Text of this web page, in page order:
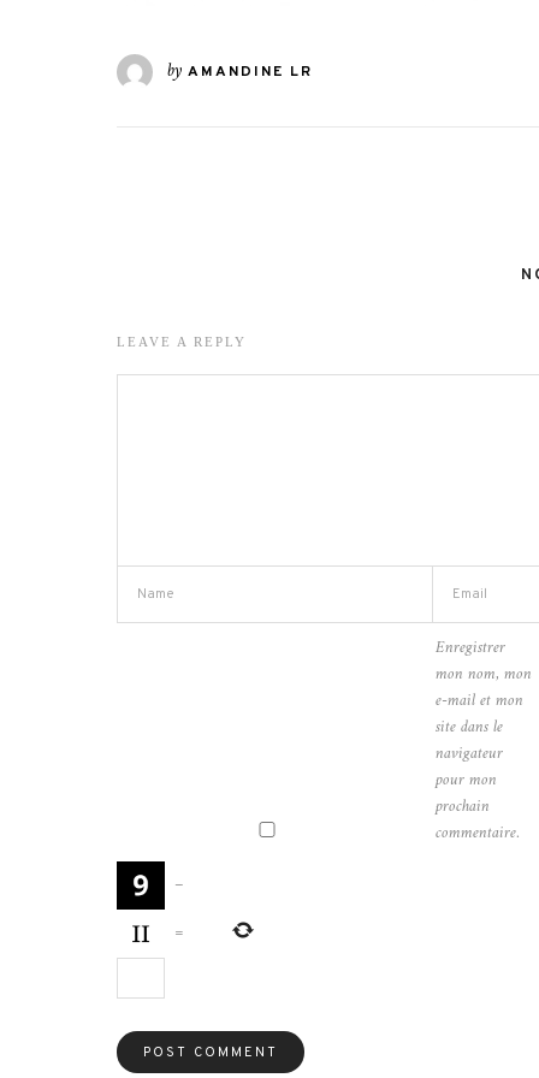
by AMANDINE LR
LEAVE A REPLY
Enregistrer
mon nom, mon
e-mail et mon
site dans le
navigateur
pour mon
prochain
commentaire.
−
=